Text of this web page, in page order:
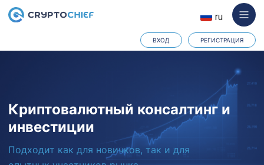
ru
ВХОД РЕГИСТРАЦИЯ
Криптовалютный консалтинг и
инвестиции
Подходит как для новичков, так и для